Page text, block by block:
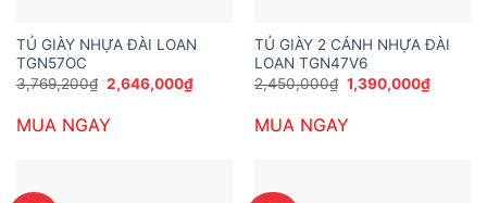
TỦ GIÀY NHỰA ĐÀI LOAN
TGN57OC
3,769,200₫ Giá
gốc
3,769,200₫.
2,646,000₫Giá
hiện
MUA NGAY
TỦ GIÀY 2 CÁNH NHỰA ĐÀI
LOAN TGN47V6
2,450,000₫ Giá
gốc
2,450,000₫.
1,390,000₫Giá
hiện
MUA NGAY